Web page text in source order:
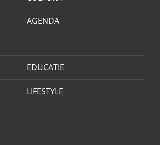
AGENDA
EDUCATIE
LIFESTYLE